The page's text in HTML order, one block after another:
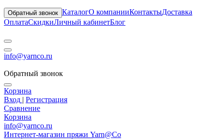
Обратный звонок КаталогО компанииКонтактыДоставка
ОплатаСкидкиЛичный кабинетБлог
info@yarnco.ru
Обратный звонок
Корзина
Вход | Регистрация
Сравнение
Корзина
info@yarnco.ru
Интернет-магазин пряжи Yarn@Co